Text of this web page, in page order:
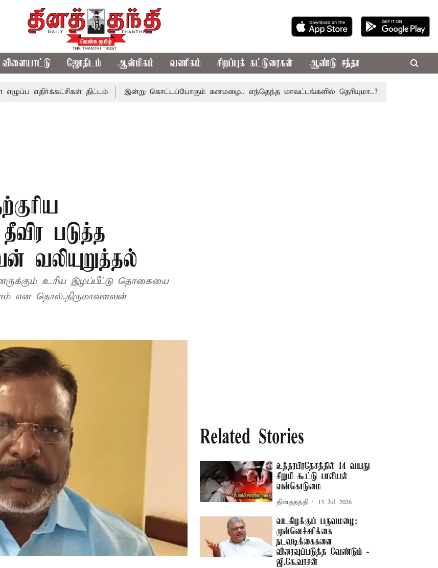
விளையாட்டு ஜோதிடம் ஆன்மிகம் வணிகம் சிறப்புக் கட்டுரைகள் ஆண்டு சந்தா
திட்டம் இன்று கொட்டப்போகும் கனமழை.. எந்தெந்த மாவட்டங்களில் தெரியுமா..? தமிழகத்திற்கு
படுத்த
வலியுறுத்தல்
உரிய இழப்பீட்டு தொகையை
என தொல்.திருமாவளவன்
Related Stories
உத்தரபிரதேசத்தில் 14 வயது
சிறுமி கூட்டு பாலியல்
வன்கொடுமை
தினத்தந்தி 13 Jul 2026
வடகிழக்குப் பருவமழை:
முன்னெச்சரிக்கை
நடவடிக்கைகளை
விரைவுப்படுத்த வேண்டும் -
ஜி.கே.வாசன்